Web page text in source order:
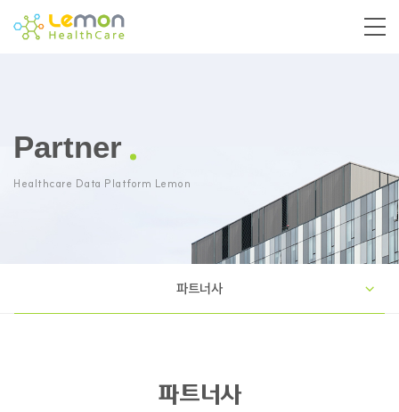
Partner
Healthcare Data Platform Lemon
파트너사
파트너사